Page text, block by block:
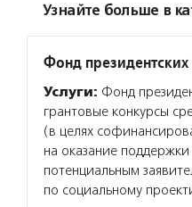
Узнайте больше в
Фонд президентских
Услуги: Фонд
грантовые конкурсы
(в целях
на оказание
потенциальным
по социальному